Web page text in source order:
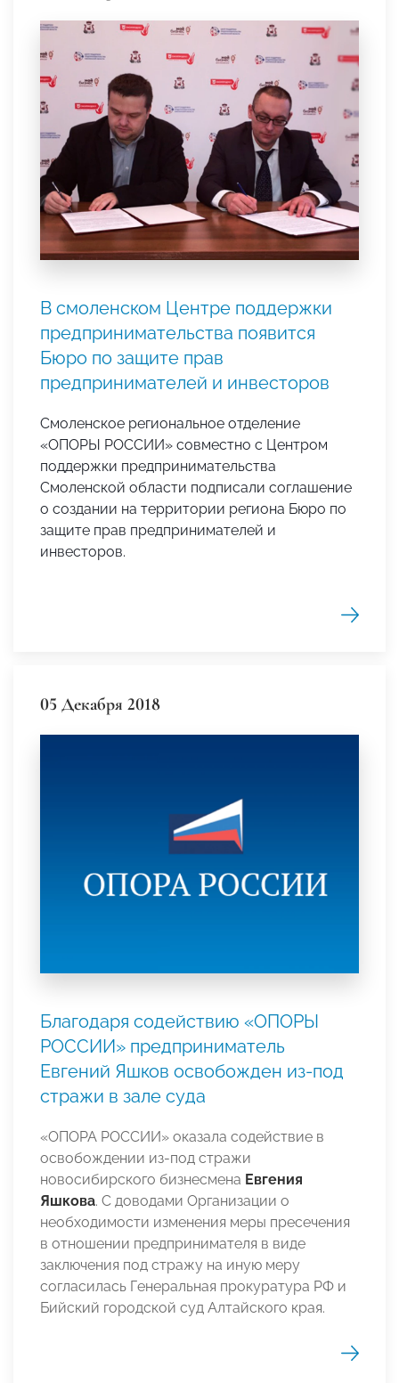
В смоленском Центре поддержки
предпринимательства появится
Бюро по защите прав
предпринимателей и инвесторов
Смоленское региональное отделение
«ОПОРЫ РОССИИ» совместно с Центром
поддержки предпринимательства
Смоленской области подписали соглашение
о создании на территории региона Бюро по
защите прав предпринимателей и
инвесторов.
05 Декабря 2018
Благодаря содействию «ОПОРЫ
РОССИИ» предприниматель
Евгений Яшков освобожден из-под
стражи в зале суда
«ОПОРА РОССИИ» оказала содействие в
освобождении из-под стражи
новосибирского бизнесмена Евгения
Яшкова. С доводами Организации о
необходимости изменения меры пресечения
в отношении предпринимателя в виде
заключения под стражу на иную меру
согласилась Генеральная прокуратура РФ и
Бийский городской суд Алтайского края.